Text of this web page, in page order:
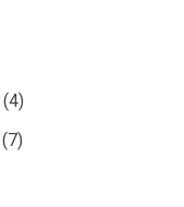
(4)
(7)